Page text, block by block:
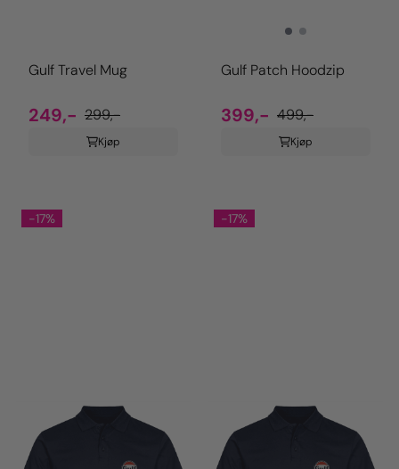
Gulf Travel Mug
249,- 299,-
Kjøp
Gulf Patch Hoodzip
399,- 499,-
Kjøp
-17% -17%